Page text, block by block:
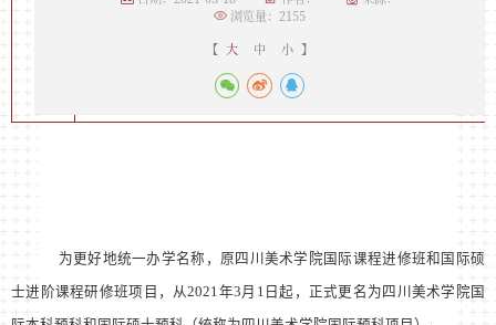
浏览量：2155
【 大 中 小 】
为更好地统一办学名称，原四川美术学院国际课程进修班和国际硕
士进阶课程研修班项目，从2021年3月 1 日起，正式更名为四川美术学院国